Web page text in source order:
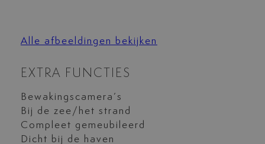
Alle afbeeldingen bekijken
EXTRA FUNCTIES
Bewakingscamera’s
Bij de zee/het strand
Compleet gemeubileerd
Dicht bij de haven